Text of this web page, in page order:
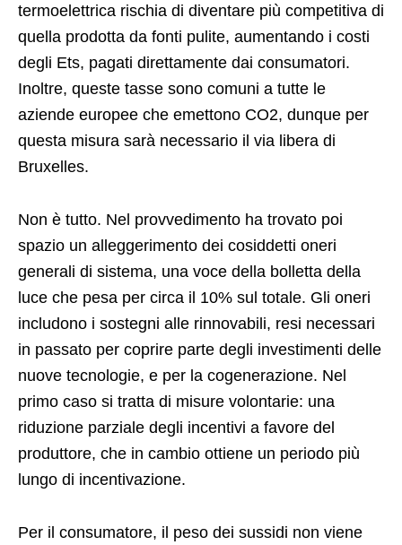
termoelettrica rischia di diventare più competitiva di
quella prodotta da fonti pulite, aumentando i costi
degli Ets, pagati direttamente dai consumatori.
Inoltre, queste tasse sono comuni a tutte le
aziende europee che emettono CO2, dunque per
questa misura sarà necessario il via libera di
Bruxelles.
Non è tutto. Nel provvedimento ha trovato poi
spazio un alleggerimento dei cosiddetti oneri
generali di sistema, una voce della bolletta della
luce che pesa per circa il 10% sul totale. Gli oneri
includono i sostegni alle rinnovabili, resi necessari
in passato per coprire parte degli investimenti delle
nuove tecnologie, e per la cogenerazione. Nel
primo caso si tratta di misure volontarie: una
riduzione parziale degli incentivi a favore del
produttore, che in cambio ottiene un periodo più
lungo di incentivazione.
Per il consumatore, il peso dei sussidi non viene